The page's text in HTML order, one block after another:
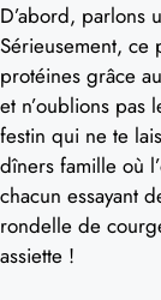
D’abord, parlons
Sérieusement, ce
protéines grâce
et n’oublions pas
festin qui ne te
dîners famille où
chacun essayant
rondelle de
assiette !